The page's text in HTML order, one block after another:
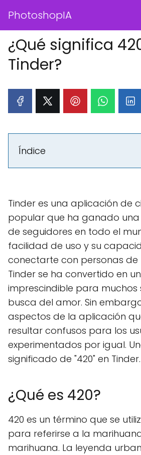
PhotoshopIA
¿Qué significa
Tinder?
Índice
Tinder es una aplicación de
popular que ha ganado
de seguidores en todo el
facilidad de uso y su
conectarte con personas
Tinder se ha convertido en
imprescindible para muchos
busca del amor. Sin
aspectos de la aplicación
resultar confusos para los
experimentados por igual.
significado de "420" en Tinder.
¿Qué es 420?
420 es un término que se
para referirse a la
marihuana. La leyenda